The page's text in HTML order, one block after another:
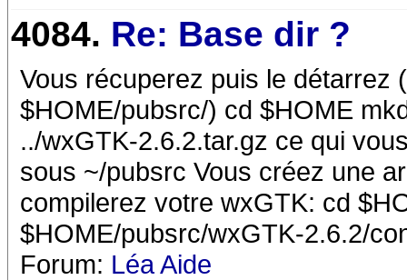
4084. Re: Base dir ?
Vous récuperez puis le détarrez
$HOME/pubsrc/) cd $HOME
../wxGTK-2.6.2.tar.gz ce qui
sous ~/pubsrc Vous créez une
compilerez votre wxGTK: cd
$HOME/pubsrc/wxGTK-2.6.2/
Forum: Léa Aide